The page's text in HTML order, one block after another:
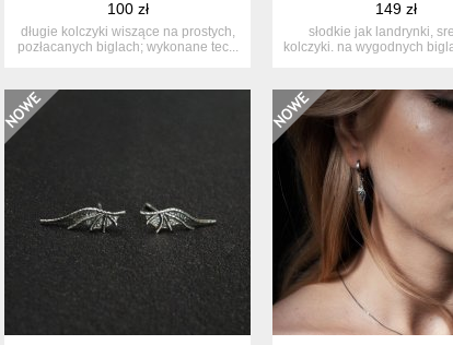
100 zł
długie kolczyki wiszące na prostych,
pozłacanych biglach; wykonane tec...
149 zł
słodkie jak landrynki,
kolczyki. na wygodnych